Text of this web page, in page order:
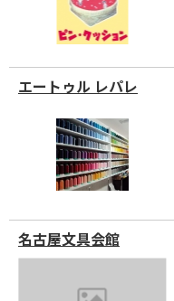
エートゥル レパレ
名古屋文具会館